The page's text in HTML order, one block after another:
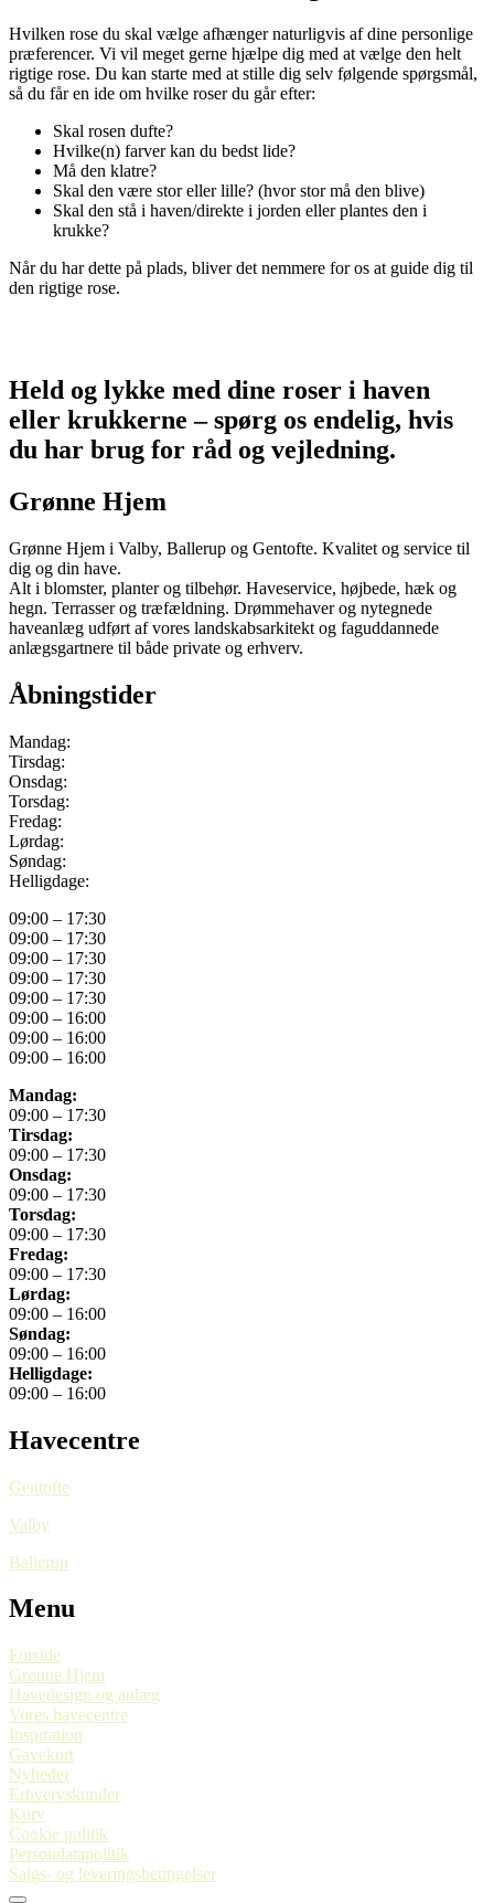
Hvilken rose du skal vælge afhænger naturligvis af dine personlige
præferencer. Vi vil meget gerne hjælpe dig med at vælge den helt
rigtige rose. Du kan starte med at stille dig selv følgende spørgsmål,
så du får en ide om hvilke roser du går efter:
Skal rosen dufte?
Hvilke(n) farver kan du bedst lide?
Må den klatre?
Skal den være stor eller lille? (hvor stor må den blive)
Skal den stå i haven/direkte i jorden eller plantes den i
krukke?
Når du har dette på plads, bliver det nemmere for os at guide dig til
den rigtige rose.
Held og lykke med dine roser i haven
eller krukkerne – spørg os endelig, hvis
du har brug for råd og vejledning.
Grønne Hjem
Grønne Hjem i Valby, Ballerup og Gentofte. Kvalitet og service til
dig og din have.
Alt i blomster, planter og tilbehør. Haveservice, højbede, hæk og
hegn. Terrasser og træfældning. Drømmehaver og nytegnede
haveanlæg udført af vores landskabsarkitekt og faguddannede
anlægsgartnere til både private og erhverv.
Åbningstider
Mandag:
Tirsdag:
Onsdag:
Torsdag:
Fredag:
Lørdag:
Søndag:
Helligdage:
09:00 – 17:30
09:00 – 17:30
09:00 – 17:30
09:00 – 17:30
09:00 – 17:30
09:00 – 16:00
09:00 – 16:00
09:00 – 16:00
Mandag:
09:00 – 17:30
Tirsdag:
09:00 – 17:30
Onsdag:
09:00 – 17:30
Torsdag:
09:00 – 17:30
Fredag:
09:00 – 17:30
Lørdag:
09:00 – 16:00
Søndag:
09:00 – 16:00
Helligdage:
09:00 – 16:00
Havecentre
Gentofte
Valby
Ballerup
Menu
Forside
Grønne Hjem
Havedesign og anlæg
Vores havecentre
Inspiration
Gavekort
Nyheder
Erhvervskunder
Kurv
Cookie politik
Persondatapolitik
Salgs- og leveringsbetingelser